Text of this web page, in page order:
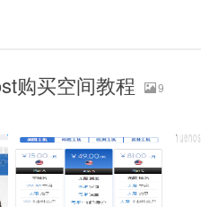
购买空间教程
9